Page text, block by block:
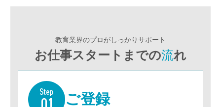
教育業界のプロがしっかりサポート
お仕事スタートまでの流れ
ご登録